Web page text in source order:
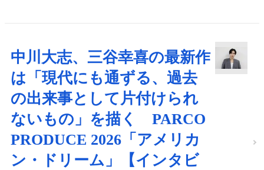
中川大志、三谷幸喜の最新作
は「現代にも通ずる、過去
の出来事として片付けられ
ないもの」を描く PARCO
PRODUCE 2026「アメリカ
ン・ドリーム」【インタビ